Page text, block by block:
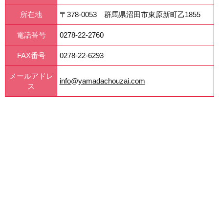
所在地 〒378-0053 群馬県沼田市東原新町乙1855
電話番号 0278-22-2760
FAX番号 0278-22-6293
メールアドレ
ス
info@yamadachouzai.com